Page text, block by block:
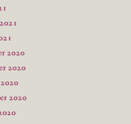
2020
2020
2020